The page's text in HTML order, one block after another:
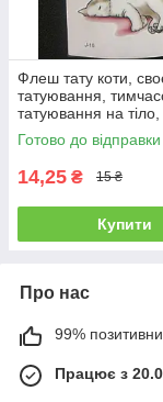
Флеш тату коти,
татуювання,
татуювання на тіло,
тимчасовий
Готово до відправки
14,25 ₴ 15 ₴
Купити
Про нас
99%
Працює з